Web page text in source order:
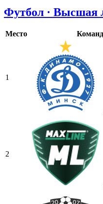
Футбол · Высшая
Место
1
2